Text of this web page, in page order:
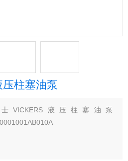
柱塞油泵
VICKERS液压柱塞油泵